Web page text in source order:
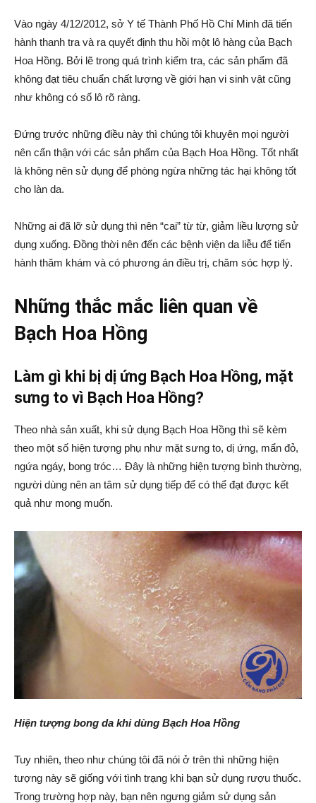
Vào ngày 4/12/2012, sở Y tế Thành Phố Hồ Chí Minh đã tiến
hành thanh tra và ra quyết định thu hồi một lô hàng của Bạch
Hoa Hồng. Bởi lẽ trong quá trình kiểm tra, các sản phẩm đã
không đạt tiêu chuẩn chất lượng về giới hạn vi sinh vật cũng
như không có số lô rõ ràng.
Đứng trước những điều này thì chúng tôi khuyên mọi người
nên cẩn thận với các sản phẩm của Bạch Hoa Hồng. Tốt nhất
là không nên sử dụng để phòng ngừa những tác hại không tốt
cho làn da.
Những ai đã lỡ sử dụng thì nên “cai” từ từ, giảm liều lượng sử
dụng xuống. Đồng thời nên đến các bệnh viện da liễu để tiến
hành thăm khám và có phương án điều trị, chăm sóc hợp lý.
Những thắc mắc liên quan về
Bạch Hoa Hồng
Làm gì khi bị dị ứng Bạch Hoa Hồng, mặt
sưng to vì Bạch Hoa Hồng?
Theo nhà sản xuất, khi sử dụng Bạch Hoa Hồng thì sẽ kèm
theo một số hiện tượng phụ như mặt sưng to, dị ứng, mẩn đỏ,
ngứa ngáy, bong tróc… Đây là những hiện tượng bình thường,
người dùng nên an tâm sử dụng tiếp để có thể đạt được kết
quả như mong muốn.
Hiện tượng bong da khi dùng Bạch Hoa Hồng
Tuy nhiên, theo như chúng tôi đã nói ở trên thì những hiện
tượng này sẽ giống với tình trạng khi bạn sử dụng rượu thuốc.
Trong trường hợp này, bạn nên ngưng giảm sử dụng sản